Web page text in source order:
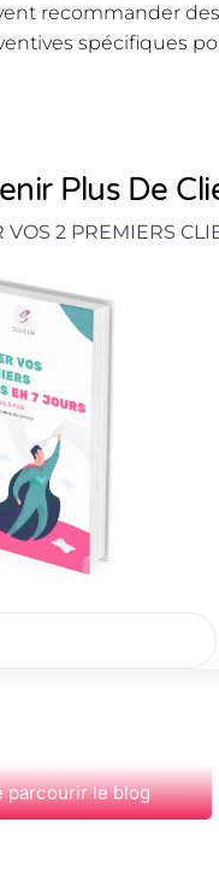
recommander
spécifiques
Plus De
VOS 2 PREMIERS
parcourir le blog